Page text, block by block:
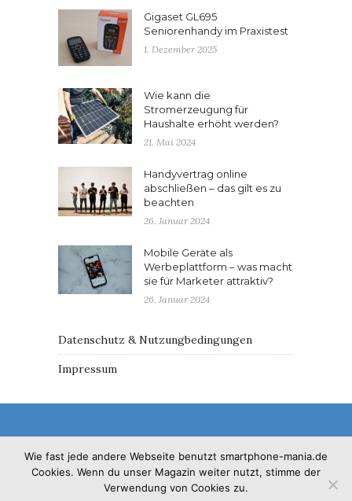
Gigaset GL695
Seniorenhandy im Praxistest
1. Dezember 2025
Wie kann die
Stromerzeugung für
Haushalte erhöht werden?
21. Mai 2024
Handyvertrag online
abschließen – das gilt es zu
beachten
26. Januar 2024
Mobile Geräte als
Werbeplattform – was macht
sie für Marketer attraktiv?
26. Januar 2024
Datenschutz & Nutzungbedingungen
Impressum
© 2017 - Solo Pine. All Rights Reserved. Designed &
Wie fast jede andere Webseite benutzt smartphone-mania.de
Cookies. Wenn du unser Magazin weiter nutzt, stimme der
Verwendung von Cookies zu.